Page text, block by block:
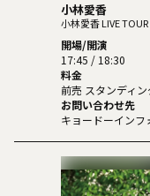
小林愛香
小林愛香 LIVE
開場/開演
17:45 / 18:30
料金
前売 スタンディ
お問い合わせ先
キョードーインフ